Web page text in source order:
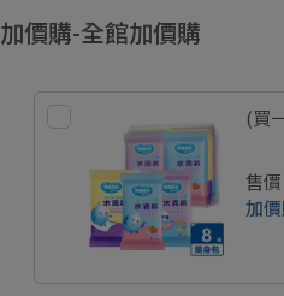
加價購-全館加價購
(買
售價
加